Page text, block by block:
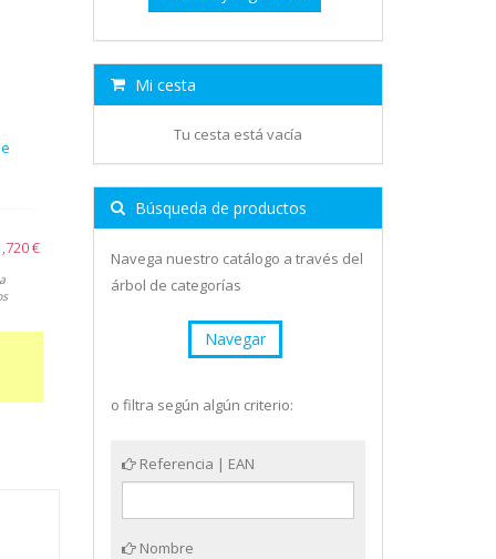
€
Mi cesta
Tu cesta está vacía
Búsqueda de productos
Navega nuestro catálogo a través del
árbol de categorías
Navegar
o filtra según algún criterio:
Referencia | EAN
Nombre